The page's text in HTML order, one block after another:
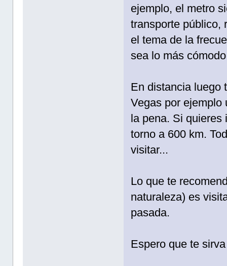
ejemplo, el metro
transporte público,
el tema de la
sea lo más
En distancia luego
Vegas por ejemplo
la pena. Si quieres
torno a 600 km.
visitar...
Lo que te
naturaleza) es
pasada.
Espero que te